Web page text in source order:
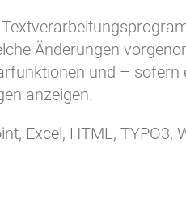
Änderungen
und –
anzeigen.
Excel, HTML,